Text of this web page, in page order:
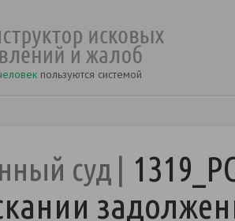
пользуются системой
суд